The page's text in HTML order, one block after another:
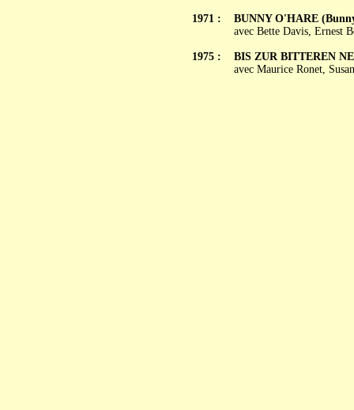
1971 :
1975 :
BUNNY O'HARE
avec Bette Davis, Ernest
BIS ZUR BITTEREN
avec Maurice Ronet,